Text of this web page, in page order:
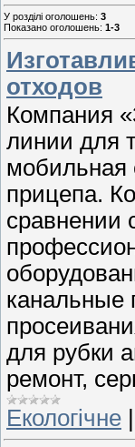
У розділі оголошень: 3
Показано оголошень: 1-3
отходов
Компания
линии для
мобильная
прицепа.
сравнении
канальные
для рубки
ремонт,
Екологічне